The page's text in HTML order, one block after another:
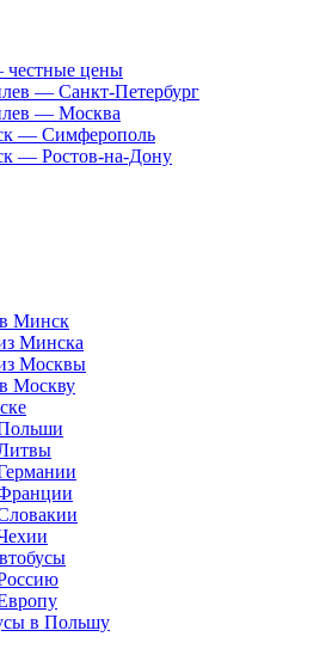
цены
— Санкт-Петербург
— Москва
— Симферополь
— Ростов-на-Дону
в Минск
Минска
Москвы
Москву
в Польшу